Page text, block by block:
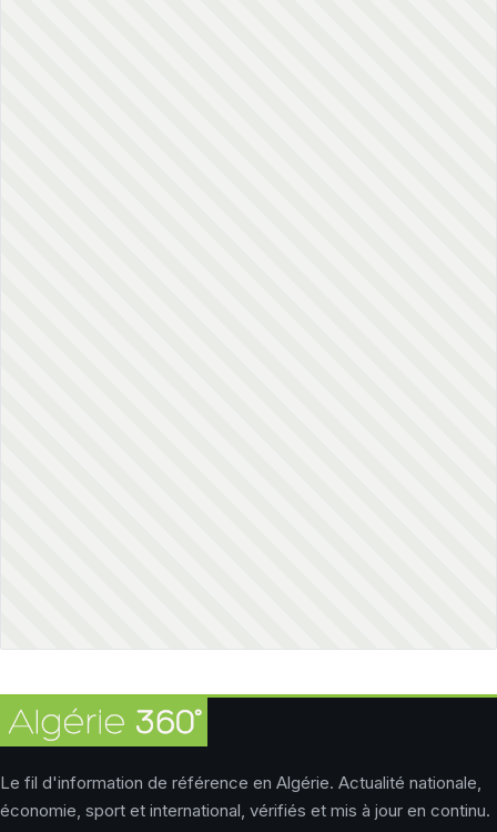
Le fil d'information de référence en Algérie. Actualité nationale,
économie, sport et international, vérifiés et mis à jour en continu.